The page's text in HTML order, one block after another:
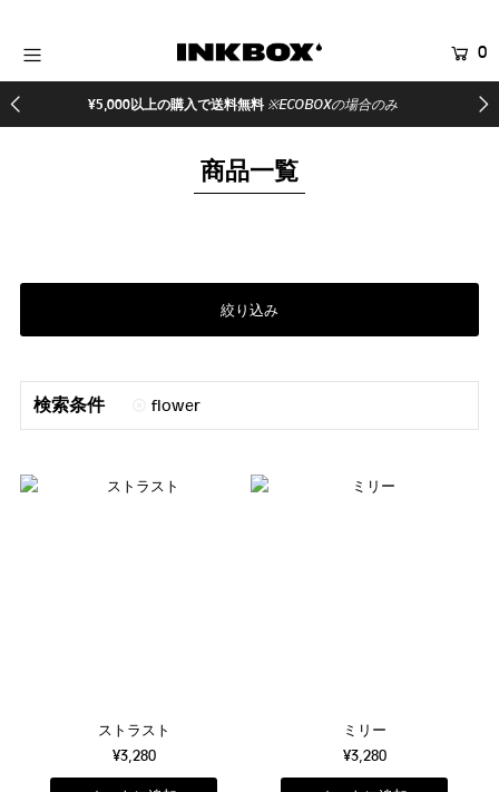
0
¥5,000以上の購入で送料無料 ※ECOBOXの場合のみ
商品一覧
絞り込み
検索条件 flower
ストラスト
¥3,280
ミリー
¥3,280
HOME